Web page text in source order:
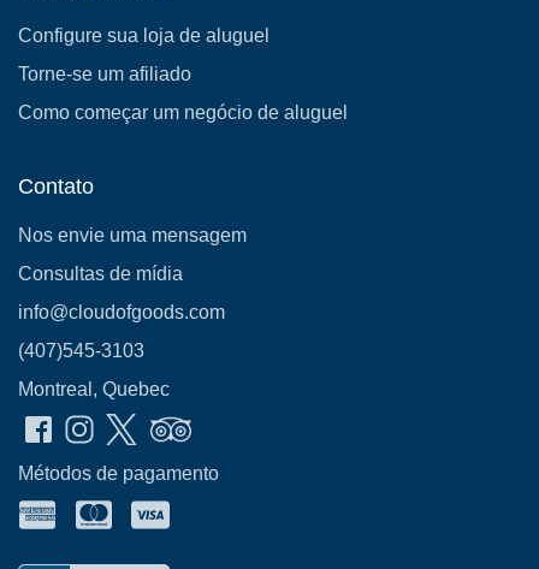
Configure sua loja de aluguel
Torne-se um afiliado
Como começar um negócio de aluguel
Contato
Nos envie uma mensagem
Consultas de mídia
info@cloudofgoods.com
(407)545-3103
Montreal, Quebec
Métodos de pagamento